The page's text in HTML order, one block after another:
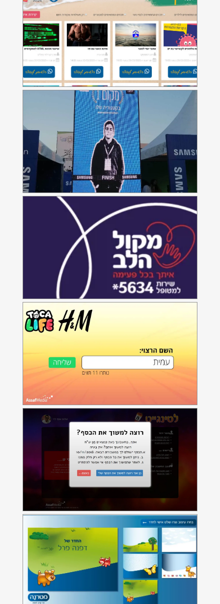
סמסונג - מקום ראשון בקטגוריה
שלכם
מדיסון פארמה - קול הלב -
אפליקציה לרופא לקידום
התרופה רפאטה
אפליקציה לרופא לקידום התרופה רפאטה
אייג אנד אם תכנה להכנת מדבקות
לספרים ומחברות
תכנת מדבקות לספרים של H&M
Latincoins
מערכת ניהול מתקדמת למועדונים
מטרנה - יצירת שלטים
תוכנה ליצירת שלט לדלת
מגה-בית
תוכנת CRM מבוססת Web המנהלת
מעבדת תיקוני מחשבים וטלפונים
סלולאריים